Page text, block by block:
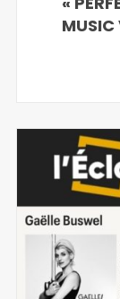
MUSIC